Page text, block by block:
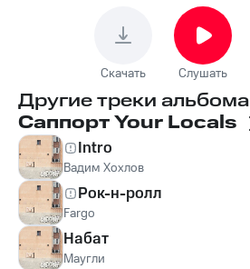
Скачать Слушать
Другие треки альбома
Саппорт Your Locals
Intro
Вадим Хохлов
Рок-н-ролл
Fargo
Набат
Маугли